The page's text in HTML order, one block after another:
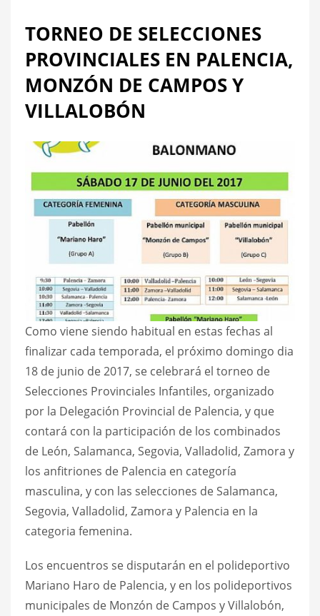
TORNEO DE SELECCIONES
PROVINCIALES EN PALENCIA,
MONZÓN DE CAMPOS Y
VILLALOBÓN
Como viene siendo habitual en estas fechas al
finalizar cada temporada, el próximo domingo dia
18 de junio de 2017, se celebrará el torneo de
Selecciones Provinciales Infantiles, organizado
por la Delegación Provincial de Palencia, y que
contará con la participación de los combinados
de León, Salamanca, Segovia, Valladolid, Zamora y
los anfitriones de Palencia en categoría
masculina, y con las selecciones de Salamanca,
Segovia, Valladolid, Zamora y Palencia en la
categoria femenina.
Los encuentros se disputarán en el polideportivo
Mariano Haro de Palencia, y en los polideportivos
municipales de Monzón de Campos y Villalobón,